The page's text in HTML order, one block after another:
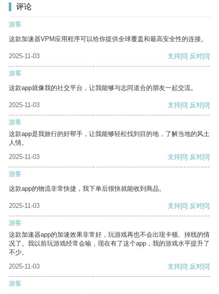
评论
游客
这款加速器VPM应用程序可以给你提供全球覆盖和最高安全性的连接。
2025-11-03 支持[0] 反对[0]
游客
这款app就像我的社交平台，让我能够与志同道合的朋友一起交流。
2025-11-03 支持[0] 反对[0]
游客
这款app是我旅行的好帮手，让我能够轻松找到目的地，了解当地的风土
人情。
2025-11-03
支持[0] 反对[0]
游客
这款app的物流非常快捷，我下单后很快就能收到商品。
2025-11-03 支持[0] 反对[0]
游客
这款加速器app的加速效果非常好，玩游戏再也不会出现卡顿、掉线的情
况了。我以前玩游戏经常会输，现在有了这个app，我的游戏水平提升了
不少。
2025-11-03
支持[0] 反对[0]
游客